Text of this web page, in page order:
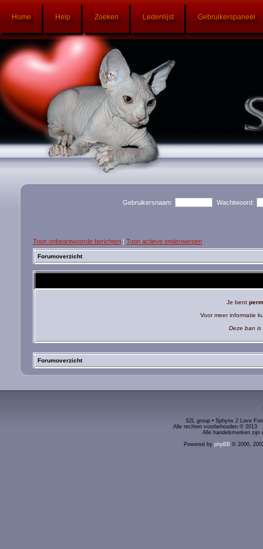
Home Help Zoeken Ledenlijst Gebruikerspaneel
Gebruikersnaam: Wachtwoord:
Toon onbeantwoorde berichten | Toon actieve onderwerpen
Forumoverzicht
Je bent
Voor meer informatie
Deze ban is
Forumoverzicht
S2L group • Sphynx 2 Love
Alle rechten voorbehouden ©
Alle handelsmerken zijn
Powered by phpBB© 2000,